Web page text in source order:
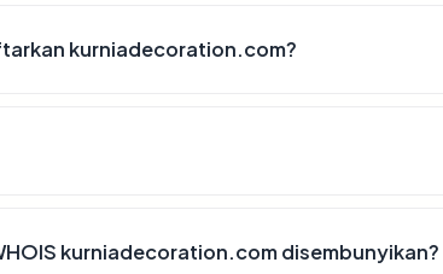
kurniadecoration.com?
kurniadecoration.com disembunyikan?